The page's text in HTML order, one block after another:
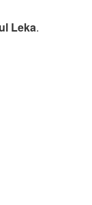
Leka.